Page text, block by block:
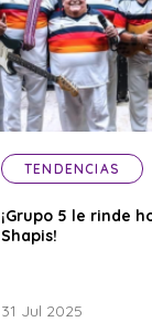
TENDENCIAS
¡Grupo 5 le rinde
Shapis!
31 Jul 2025